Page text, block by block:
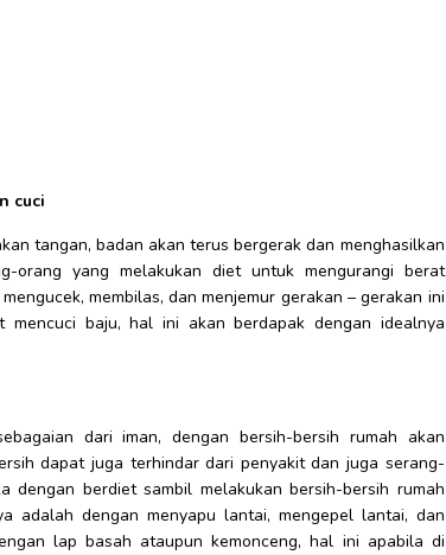
cuci
tangan, badan akan terus bergerak dan menghasilkan
orang yang melakukan diet untuk mengurangi berat
membilas, dan menjemur gerakan – gerakan ini
baju, hal ini akan berdapak dengan idealnya
dari iman, dengan bersih-bersih rumah akan
dapat juga terhindar dari penyakit dan juga serang-
dengan berdiet sambil melakukan bersih-bersih rumah
adalah dengan menyapu lantai, mengepel lantai, dan
lap basah ataupun kemonceng, hal ini apabila di